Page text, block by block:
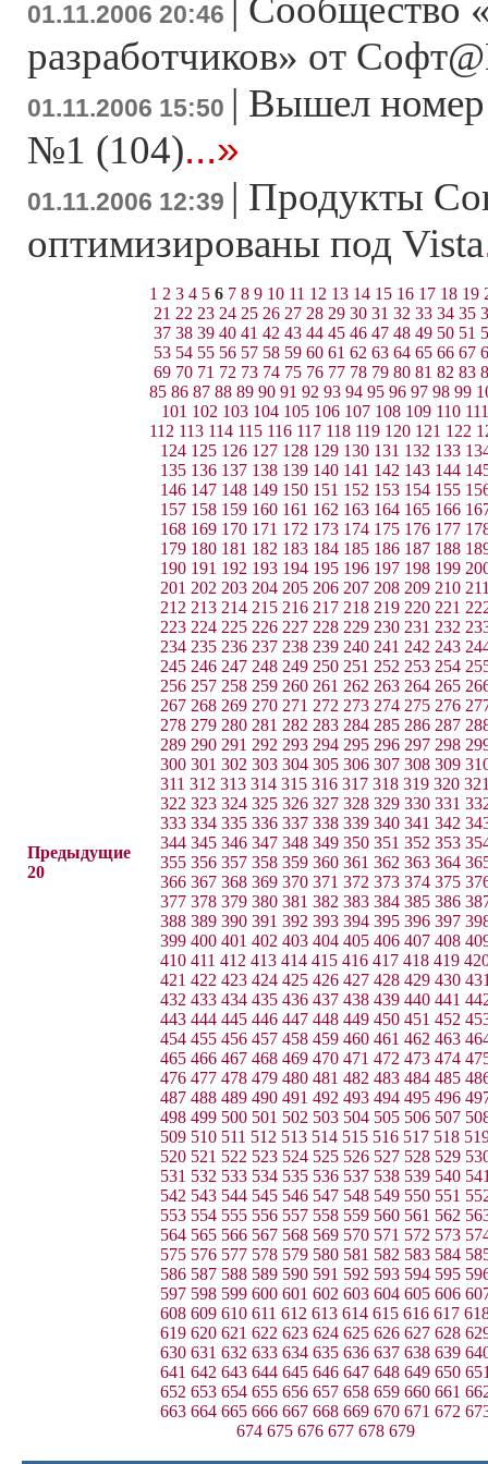
01.11.2006 20:46
Сообщество
разработчиков» от
01.11.2006 15:50 | Вышел
№1 (104)...»
01.11.2006 12:39 | Продукты
оптимизированы под Vista
Предыдущие
20
1 2 3 4 5 6 7 8 9 10 11 12 13 14 15 16 17 18 19
21 22 23 24 25 26 27 28 29 30 31 32 33 34 35
37 38 39 40 41 42 43 44 45 46 47 48 49 50 51
53 54 55 56 57 58 59 60 61 62 63 64 65 66 67
69 70 71 72 73 74 75 76 77 78 79 80 81 82 83
85 86 87 88 89 90 91 92 93 94 95 96 97 98 99
101 102 103 104 105 106 107 108 109 110 111
112 113 114 115 116 117 118 119 120 121 122
124 125 126 127 128 129 130 131 132 133
135 136 137 138 139 140 141 142 143 144
146 147 148 149 150 151 152 153 154 155
157 158 159 160 161 162 163 164 165 166
168 169 170 171 172 173 174 175 176 177
179 180 181 182 183 184 185 186 187 188
190 191 192 193 194 195 196 197 198 199
201 202 203 204 205 206 207 208 209 210
212 213 214 215 216 217 218 219 220 221
223 224 225 226 227 228 229 230 231 232
234 235 236 237 238 239 240 241 242 243
245 246 247 248 249 250 251 252 253 254
256 257 258 259 260 261 262 263 264 265
267 268 269 270 271 272 273 274 275 276
278 279 280 281 282 283 284 285 286 287
289 290 291 292 293 294 295 296 297 298
300 301 302 303 304 305 306 307 308 309
311 312 313 314 315 316 317 318 319 320
322 323 324 325 326 327 328 329 330 331
333 334 335 336 337 338 339 340 341 342
344 345 346 347 348 349 350 351 352 353
355 356 357 358 359 360 361 362 363 364
366 367 368 369 370 371 372 373 374 375
377 378 379 380 381 382 383 384 385 386
388 389 390 391 392 393 394 395 396 397
399 400 401 402 403 404 405 406 407 408
410 411 412 413 414 415 416 417 418 419
421 422 423 424 425 426 427 428 429 430
432 433 434 435 436 437 438 439 440 441
443 444 445 446 447 448 449 450 451 452
454 455 456 457 458 459 460 461 462 463
465 466 467 468 469 470 471 472 473 474
476 477 478 479 480 481 482 483 484 485
487 488 489 490 491 492 493 494 495 496
498 499 500 501 502 503 504 505 506 507
509 510 511 512 513 514 515 516 517 518
520 521 522 523 524 525 526 527 528 529
531 532 533 534 535 536 537 538 539 540
542 543 544 545 546 547 548 549 550 551
553 554 555 556 557 558 559 560 561 562
564 565 566 567 568 569 570 571 572 573
575 576 577 578 579 580 581 582 583 584
586 587 588 589 590 591 592 593 594 595
597 598 599 600 601 602 603 604 605 606
608 609 610 611 612 613 614 615 616 617
619 620 621 622 623 624 625 626 627 628
630 631 632 633 634 635 636 637 638 639
641 642 643 644 645 646 647 648 649 650
652 653 654 655 656 657 658 659 660 661
663 664 665 666 667 668 669 670 671 672
674 675 676 677 678 679